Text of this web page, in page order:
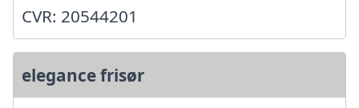
CVR: 20544201
elegance frisør